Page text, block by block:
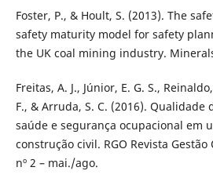
Foster, P., & Hoult, S. (2013). The
safety maturity model for safety
the UK coal mining industry.
Freitas, A. J., Júnior, E. G. S.,
F., & Arruda, S. C. (2016).
saúde e segurança ocupacional em
construção civil. RGO Revista
nº 2 – mai./ago.